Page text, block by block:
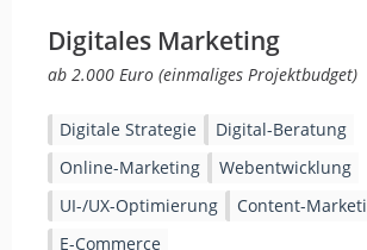
Digitales Marketing
ab 2.000 Euro (einmaliges Projektbudget)
Digitale Strategie
Digital-Beratung
Online-Marketing
Webentwicklung
UI-/UX-Optimierung
Content-
E-Commerce